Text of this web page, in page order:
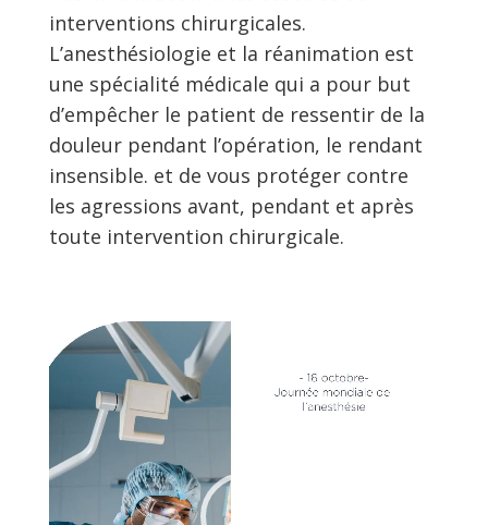
interventions chirurgicales.
L’anesthésiologie et la réanimation est
une spécialité médicale qui a pour but
d’empêcher le patient de ressentir de la
douleur pendant l’opération, le rendant
insensible. et de vous protéger contre
les agressions avant, pendant et après
toute intervention chirurgicale.
Lecteur
vidéo